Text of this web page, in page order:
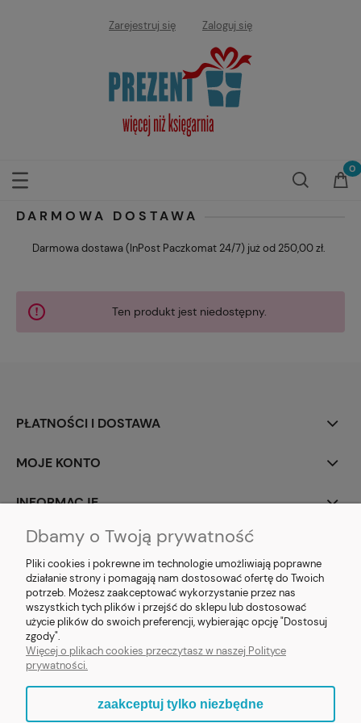
Zarejestruj się Zaloguj się
DARMOWA DOSTAWA
Darmowa dostawa (InPost Paczkomat 24/7) już od 250,00 zł.
Ten produkt jest niedostępny.
PŁATNOŚCI I DOSTAWA
MOJE KONTO
INFORMACJE
SOCIAL MEDIA
E-prezent.org|sprzedaz@e-prezent.org.pl| Tel.:511546060| NIP:
1133029322 | REGON: 388212193 | Skaryszewska 12, 03-802 Warszawa
© 2021 Księgarnia PREZENT
Dbamy o Twoją prywatność
Pliki cookies i pokrewne im technologie umożliwiają poprawne
działanie strony i pomagają nam dostosować ofertę do Twoich
potrzeb. Możesz zaakceptować wykorzystanie przez nas
wszystkich tych plików i przejść do sklepu lub dostosować
użycie plików do swoich preferencji, wybierając opcję "Dostosuj
zgody".
Więcej o plikach cookies przeczytasz w naszej Polityce
prywatności.
zaakceptuj tylko niezbędne